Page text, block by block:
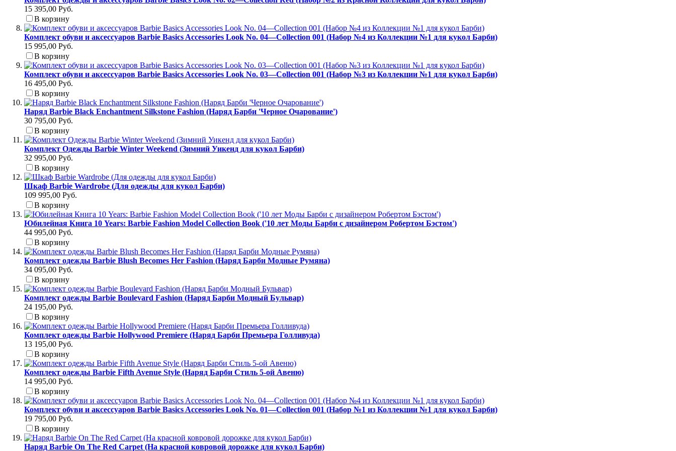
15 395,00 Руб.
В корзину
Комплект обуви и аксессуаров Barbie Basics Accessories Look No. 04—Collection 001 (Набор №4 из Коллекции №1 для кукол Барби)
15 995,00 Руб.
В корзину
Комплект обуви и аксессуаров Barbie Basics Accessories Look No. 03—Collection 001 (Набор №3 из Коллекции №1 для кукол Барби)
16 495,00 Руб.
В корзину
Наряд Barbie Black Enchantment Silkstone Fashion (Наряд Барби 'Черное Очарование')
30 795,00 Руб.
В корзину
Комплект Одежды Barbie Winter Weekend (Зимний Уикенд для кукол Барби)
32 995,00 Руб.
В корзину
Шкаф Barbie Wardrobe (Для одежды для кукол Барби)
109 995,00 Руб.
В корзину
Юбилейная Книга 10 Years: Barbie Fashion Model Collection Book ('10 лет Моды Барби с дизайнером Робертом Бэстом')
44 995,00 Руб.
В корзину
Комплект одежды Barbie Blush Becomes Her Fashion (Наряд Барби Модные Румяна)
34 095,00 Руб.
В корзину
Комплект одежды Barbie Boulevard Fashion (Наряд Барби Модный Бульвар)
24 195,00 Руб.
В корзину
Комплект одежды Barbie Hollywood Premiere (Наряд Барби Премьера Голливуда)
13 195,00 Руб.
В корзину
Комплект одежды Barbie Fifth Avenue Style (Наряд Барби Стиль 5-ой Авеню)
14 995,00 Руб.
В корзину
Комплект обуви и аксессуаров Barbie Basics Accessories Look No. 01—Collection 001 (Набор №1 из Коллекции №1 для кукол Барби)
19 795,00 Руб.
В корзину
Наряд Barbie On The Red Carpet (На красной ковровой дорожке для кукол Барби)